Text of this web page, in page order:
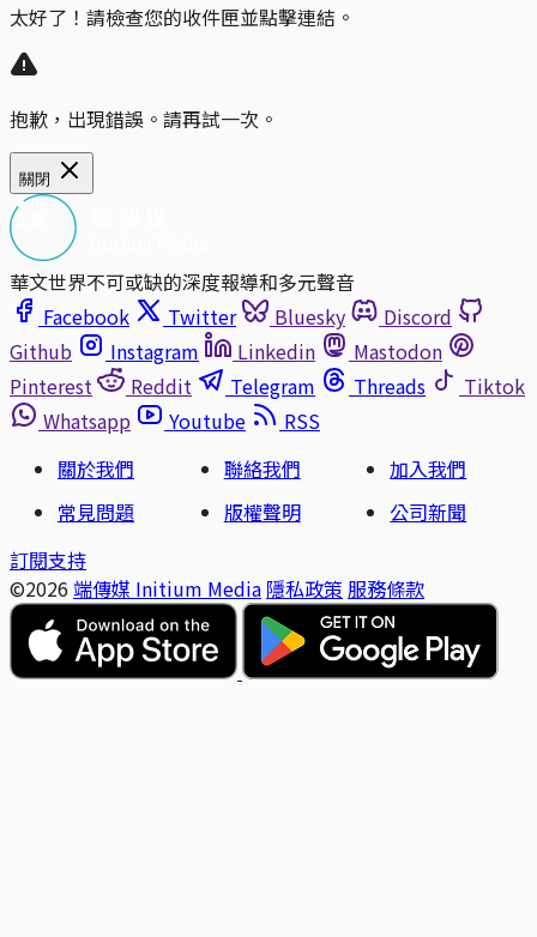
太好了！請檢查您的收件匣並點擊連結。
抱歉，出現錯誤。請再試一次。
關閉
華文世界不可或缺的深度報導和多元聲音
Facebook
Twitter Bluesky
Discord
Github
Instagram Linkedin
Mastodon
Pinterest
Reddit Telegram Threads
Tiktok
Whatsapp
Youtube
RSS
關於我們
聯絡我們
加入我們
常見問題
版權聲明
公司新聞
訂閱支持
©2026 端傳媒 Initium Media 隱私政策 服務條款